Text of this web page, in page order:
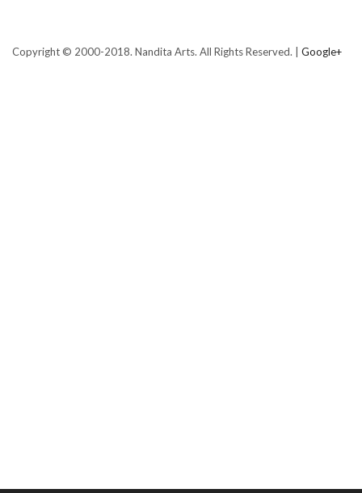
Copyright © 2000-2018. Nandita Arts. All Rights Reserved. | Google+